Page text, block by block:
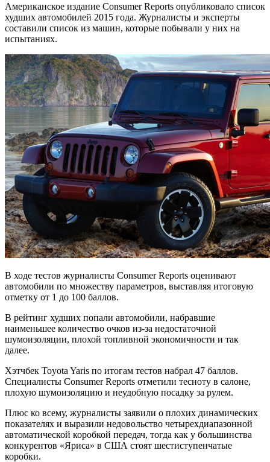
Американское издание Consumer Reports опубликовало список
худших автомобилей 2015 года. Журналисты и эксперты
составили список из машин, которые побывали у них на
испытаниях.
В ходе тестов журналисты Consumer Reports оценивают
автомобили по множеству параметров, выставляя итоговую
отметку от 1 до 100 баллов.
В рейтинг худших попали автомобили, набравшие
наименьшее количество очков из-за недостаточной
шумоизоляции, плохой топливной экономичности и так
далее.
Хэтчбек Toyota Yaris по итогам тестов набрал 47 баллов.
Специалисты Consumer Reports отметили тесноту в салоне,
плохую шумоизоляцию и неудобную посадку за рулем.
Плюс ко всему, журналисты заявили о плохих динамических
показателях и выразили недовольство четырехдиапазонной
автоматической коробкой передач, тогда как у большинства
конкурентов «Яриса» в США стоят шестиступенчатые
коробки.